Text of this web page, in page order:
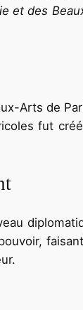
et des
Arts de
fut